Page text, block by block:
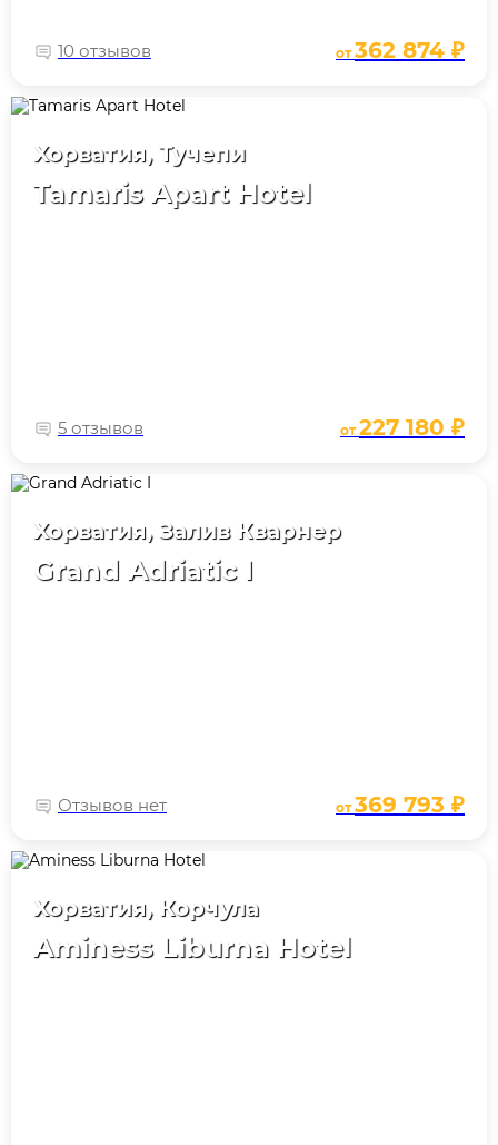
10 отзывов от362 874 ₽
Хорватия, Тучепи
Tamaris Apart Hotel
5 отзывов от227 180 ₽
Хорватия, Залив Кварнер
Grand Adriatic I
Отзывов нет от369 793 ₽
Хорватия, Корчула
Aminess Liburna Hotel